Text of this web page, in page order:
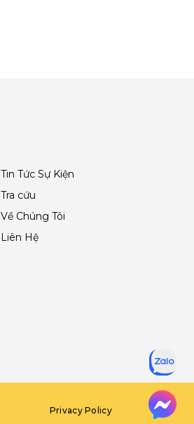
Tin Tức Sự Kiện
Tra cứu
Về Chúng Tôi
Liên Hệ
Privacy Policy